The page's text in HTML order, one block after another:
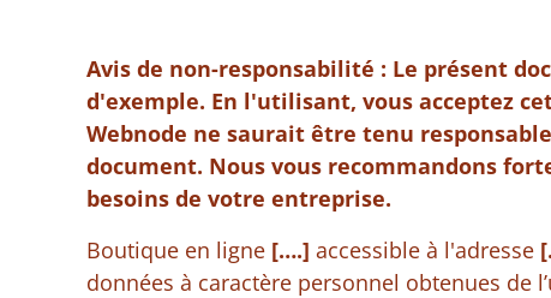
Avis de non-responsabilité : Le présent
d'exemple. En l'utilisant, vous acceptez
Webnode ne saurait être tenu
document. Nous vous recommandons
besoins de votre entreprise.
Boutique en ligne [….] accessible à l'adresse
données à caractère personnel obtenues de